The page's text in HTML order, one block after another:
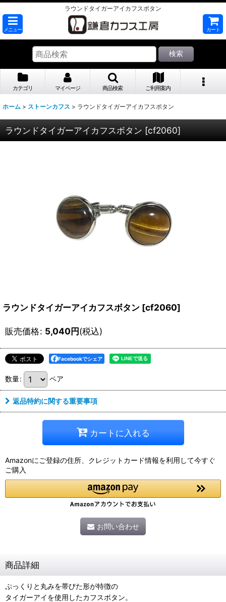
ラウンドタイガーアイカフスボタン
メニュー カート
検索
カテゴリ マイページ 商品検索 ご利用案内
ホーム > ストーンカフス > ラウンドタイガーアイカフスボタン
ラウンドタイガーアイカフスボタン [cf2060]
ラウンドタイガーアイカフスボタン [cf2060]
販売価格: 5,040円(税込)
Facebookでシェア
数量: ペア
返品特約に関する重要事項
カートに入れる
Amazonにご登録の住所、クレジットカード情報を利用して今すぐ
ご購入
お問い合わせ
商品詳細
ぷっくりと丸みを帯びた形が特徴の
タイガーアイを使用したカフスボタン。